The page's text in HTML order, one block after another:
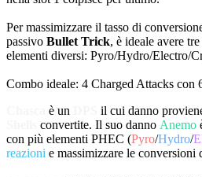
Per massimizzare il tasso di
passivo Bullet Trick, è ideale avere
elementi diversi: Pyro/Hydro/Electro/
Combo ideale: 4 Charged Attacks con
è un il cui danno
convertite. Il suo danno Anemo
con più elementi PHEC (Pyro/Hydro/
reazioni e massimizzare le conversioni